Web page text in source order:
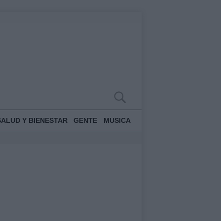
Y BIENESTAR GENTE MUSICA